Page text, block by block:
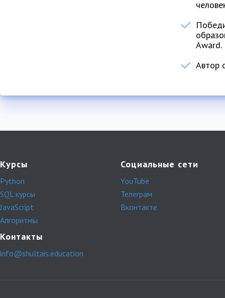
Award.
Автор
Курсы
Python
SQL курсы
JavaScript
Алгоритмы
Контакты
info@shultais.education
Социальные сети
YouTube
Телеграм
Вконтакте